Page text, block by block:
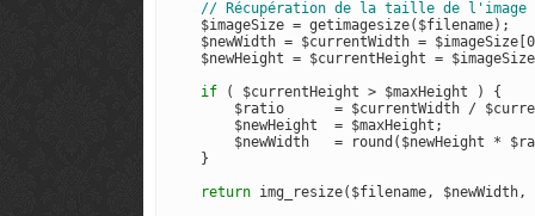
    $imageSize = getimagesize($filename);
$newWidth = $currentWidth =
$newHeight = $currentHeight =
if ( $currentHeight > $maxHeight ) {
$ratio      = $currentWidth /
        $newHeight  = $maxHeight;
$newWidth   = round($newHeight *
    }
return img_resize($filename, $newWidth,